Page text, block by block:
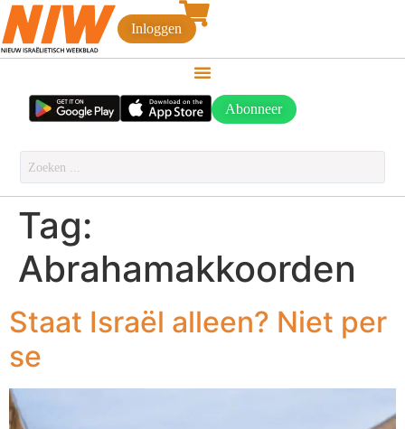
Inloggen
Abonneer
Tag:
Abrahamakkoorden
Staat Israël alleen? Niet per
se